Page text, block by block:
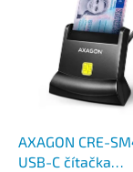
AXAGON CRE-
USB-C čítačka